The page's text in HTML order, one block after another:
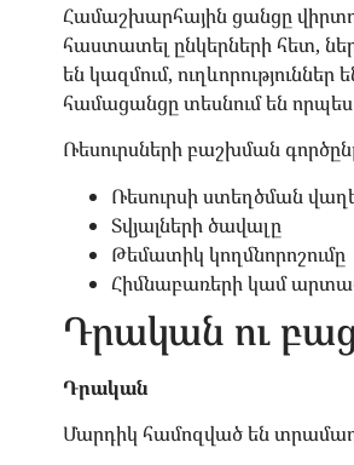
Համաշխարհային ցանցը
հաստատել ընկերների հետ,
են կազմում,
համացանցը տեսնում են
Ռեսուրսների բաշխման
Ռեսուրսի ստեղծման
Տվյալների ծավալը
Թեմատիկ կողմնորոշումը
Հիմնաբառերի կամ
Դրական ու
Դրական
Մարդիկ համոզված են